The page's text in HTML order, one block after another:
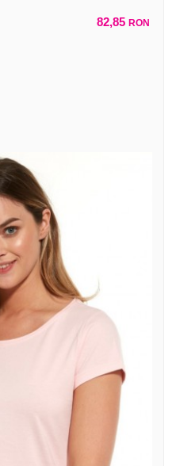
82,85 RON